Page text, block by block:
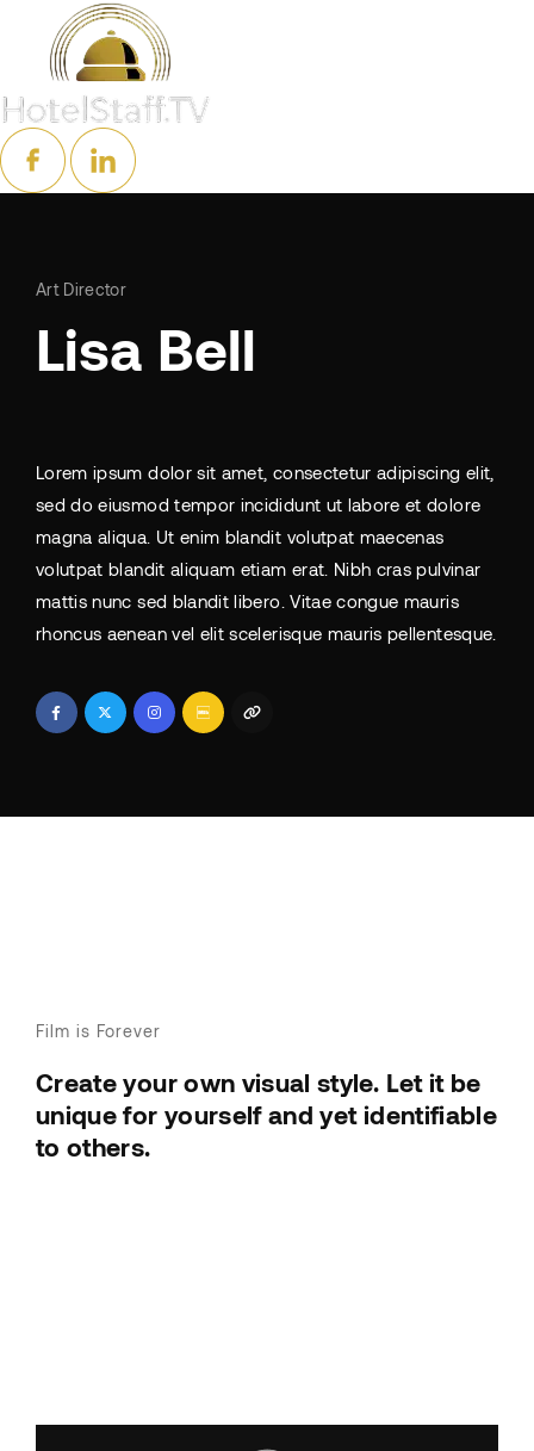
Art Director
Lisa Bell
Lorem ipsum dolor sit amet, consectetur adipiscing elit,
sed do eiusmod tempor incididunt ut labore et dolore
magna aliqua. Ut enim blandit volutpat maecenas
volutpat blandit aliquam etiam erat. Nibh cras pulvinar
mattis nunc sed blandit libero. Vitae congue mauris
rhoncus aenean vel elit scelerisque mauris pellentesque.
Film is Forever
Create your own visual style. Let it be
unique for yourself and yet identifiable
to others.